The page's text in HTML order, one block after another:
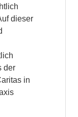
dieser
der
in